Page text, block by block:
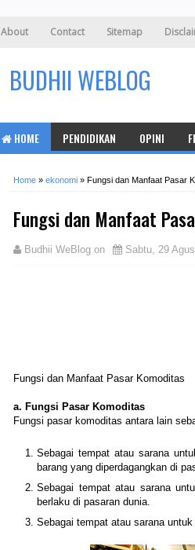
About Contact Sitemap
BUDHII WEBLOG
HOME PENDIDIKAN OPINI
Home » ekonomi » Fungsi dan Manfaat Pasar
Fungsi dan Manfaat
Budhii WeBlog on Sabtu, 29
Fungsi dan Manfaat Pasar Komoditas
a. Fungsi Pasar Komoditas
Fungsi pasar komoditas antara lain
Sebagai tempat atau sarana
barang yang diperdagangkan di
Sebagai tempat atau sarana
berlaku di pasaran dunia.
Sebagai tempat atau sarana